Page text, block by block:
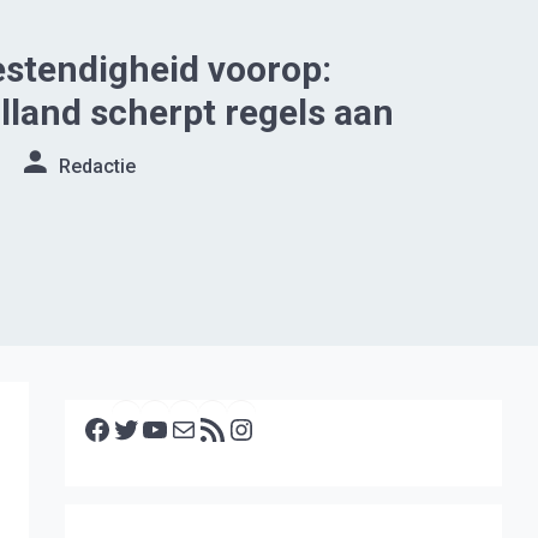
voorop:
scherpt regels aan
Redactie
Facebook Twitter YouTube E-mail RSS feed